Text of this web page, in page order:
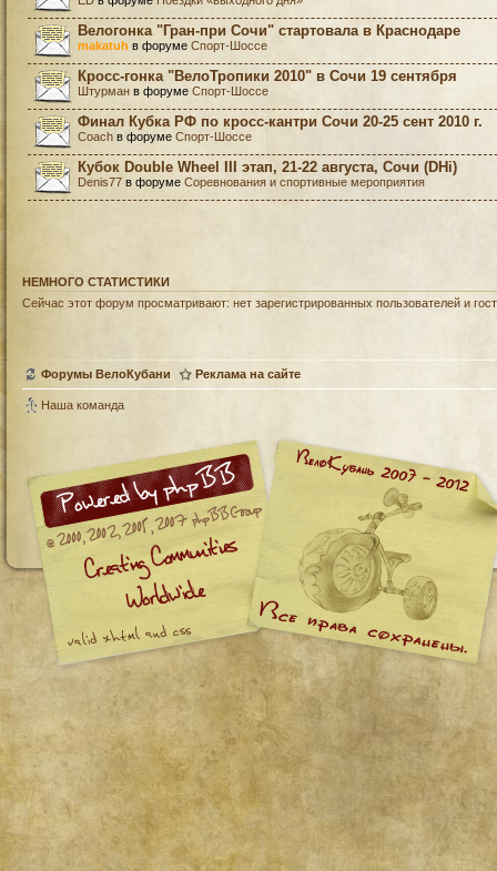
Велогонка "Гран-при Сочи" стартовала в Краснодаре
makatuh в форуме Спорт-Шоссе
Кросс-гонка "ВелоТропики 2010" в Сочи 19 сентября
Штурман в форуме Спорт-Шоссе
Финал Кубка РФ по кросс-кантри Сочи 20-25 сент 2010 г.
Coach в форуме Спорт-Шоссе
Кубок Double Wheel III этап, 21-22 августа, Сочи (DHi)
Denis77 в форуме Соревнования и спортивные мероприятия
НЕМНОГО СТАТИСТИКИ
Сейчас этот форум просматривают: нет зарегистрированных пользователей и
Форумы ВелоКубани Реклама на сайте
Наша команда